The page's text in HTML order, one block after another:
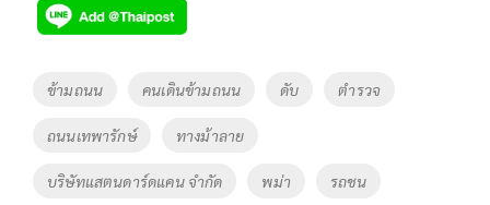
e
b
o
k
tt
er
p
y
Li
k
Tags
ข้ามถนน คนเดินข้ามถนน ดับ ตำรวจ
ถนนเทพารักษ์ ทางม้าลาย
บริษัทแสตนดาร์ดแคน จำกัด พม่า รถชน